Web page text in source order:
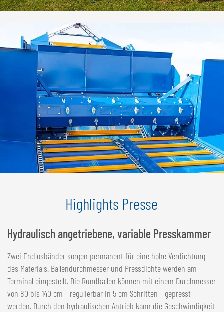
Highlights Presse
Hydraulisch angetriebene, variable Presskammer
Zwei Endlosbänder sorgen permanent für eine hohe Verdichtung
des Materials. Ballendurchmesser und Pressdichte werden am
Terminal eingestellt. Die Rundballen können mit einem Durchmesser
von 80 bis 140 cm - regulierbar in 5 cm Schritten - gepresst
werden. Durch den hydraulischen Antrieb kann die Geschwindigkeit